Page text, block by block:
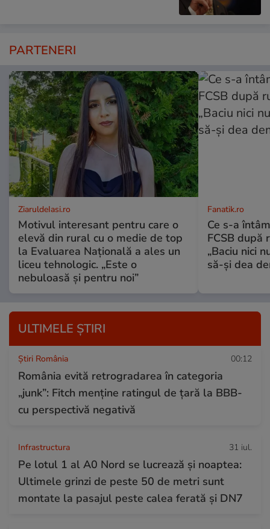
PARTENERI
ZiaruldeIasi.ro
Motivul interesant pentru care o
elevă din rural cu o medie de top
la Evaluarea Națională a ales un
liceu tehnologic. „Este o
nebuloasă și pentru noi”
Fanatik.ro
Ce s-a
FCSB după
„Baciu nici
să-și dea
ULTIMELE ȘTIRI
Știri România 00:12
România evită retrogradarea în categoria
„junk”: Fitch menține ratingul de țară la BBB-
cu perspectivă negativă
Infrastructura 31 iul.
Pe lotul 1 al A0 Nord se lucrează și noaptea:
Ultimele grinzi de peste 50 de metri sunt
montate la pasajul peste calea ferată și DN7